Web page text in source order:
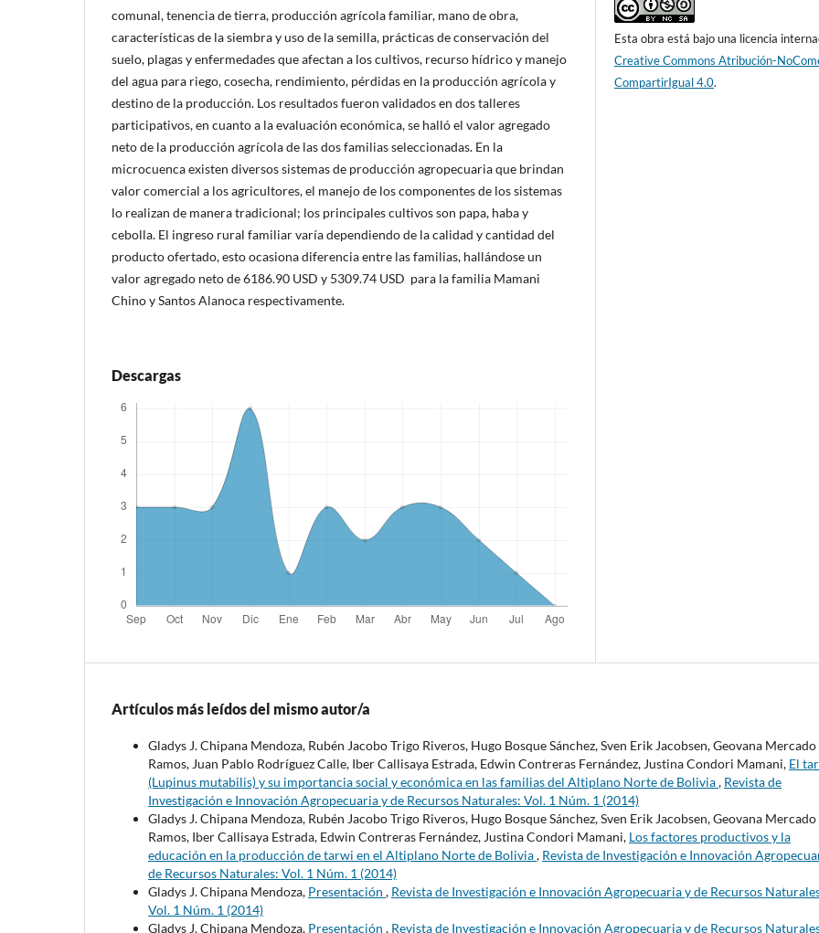
comunal, tenencia de tierra, producción agrícola familiar, mano de obra,
características de la siembra y uso de la semilla, prácticas de conservación del
suelo, plagas y enfermedades que afectan a los cultivos, recurso hídrico y manejo
del agua para riego, cosecha, rendimiento, pérdidas en la producción agrícola y
destino de la producción. Los resultados fueron validados en dos talleres
participativos, en cuanto a la evaluación económica, se halló el valor agregado
neto de la producción agrícola de las dos familias seleccionadas. En la
microcuenca existen diversos sistemas de producción agropecuaria que brindan
valor comercial a los agricultores, el manejo de los componentes de los sistemas
lo realizan de manera tradicional; los principales cultivos son papa, haba y
cebolla. El ingreso rural familiar varía dependiendo de la calidad y cantidad del
producto ofertado, esto ocasiona diferencia entre las familias, hallándose un
valor agregado neto de 6186.90 USD y 5309.74 USD para la familia Mamani
Chino y Santos Alanoca respectivamente.
Descargas
Esta obra está bajo una licencia
Creative Commons Atribución-
CompartirIgual 4.0.
Artículos más leídos del mismo autor/a
Gladys J. Chipana Mendoza, Rubén Jacobo Trigo Riveros, Hugo Bosque Sánchez, Sven Erik Jacobsen, Geovana Mercado
Ramos, Juan Pablo Rodríguez Calle, Iber Callisaya Estrada, Edwin Contreras Fernández, Justina Condori Mamani, El
(Lupinus mutabilis) y su importancia social y económica en las familias del Altiplano Norte de Bolivia, Revista de
Investigación e Innovación Agropecuaria y de Recursos Naturales: Vol. 1 Núm. 1 (2014)
Gladys J. Chipana Mendoza, Rubén Jacobo Trigo Riveros, Hugo Bosque Sánchez, Sven Erik Jacobsen, Geovana Mercado
Ramos, Iber Callisaya Estrada, Edwin Contreras Fernández, Justina Condori Mamani, Los factores productivos y la
educación en la producción de tarwi en el Altiplano Norte de Bolivia, Revista de Investigación e Innovación
de Recursos Naturales: Vol. 1 Núm. 1 (2014)
Gladys J. Chipana Mendoza, Presentación , Revista de Investigación e Innovación Agropecuaria y de Recursos
Vol. 1 Núm. 1 (2014)
Gladys J. Chipana Mendoza, Presentación , Revista de Investigación e Innovación Agropecuaria y de Recursos